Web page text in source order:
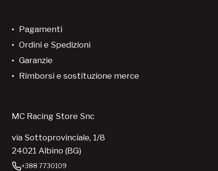
Pagamenti
Ordini e Spedizioni
Garanzie
Rimborsi e sostituzione merce
MC Racing Store Snc
via Sottoprovinciale, 1/8
24021 Albino (BG)
+388 7730109